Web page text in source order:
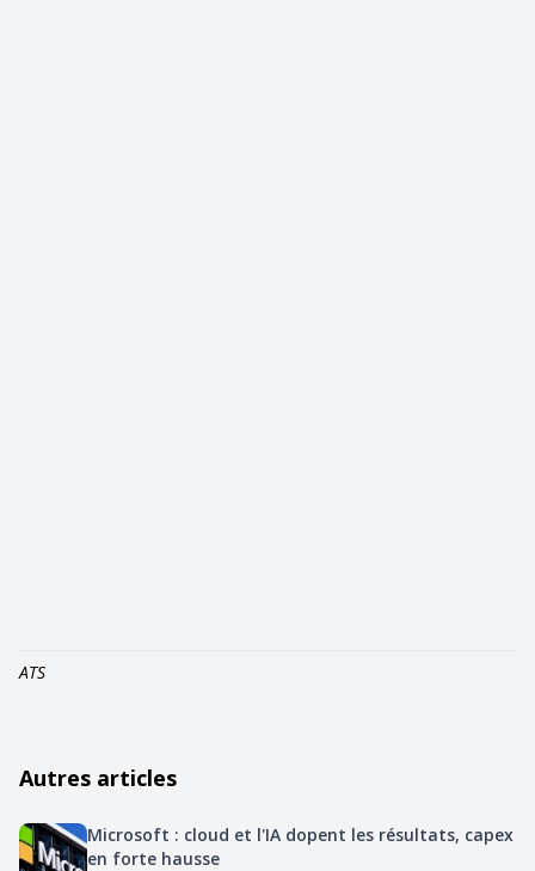
ATS
Autres articles
Microsoft : cloud et l'IA dopent les résultats, capex
en forte hausse